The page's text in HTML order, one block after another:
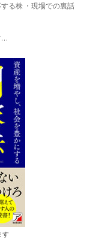
る株 ・現場での裏話
…
す